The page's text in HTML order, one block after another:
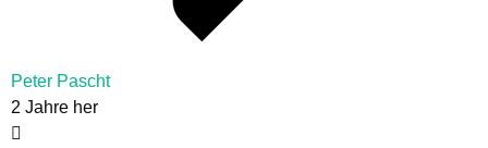
Peter Pascht
2 Jahre her